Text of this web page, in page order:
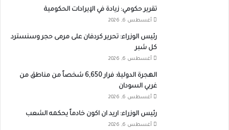
تقرير حكومي: زيادة في الإيرادات الحكومية
أغسطس 6, 2026
رئيس الوزراء: تحرير كردفان على مرمى حجر وسنسترد
كل شبر
أغسطس 6, 2026
الهجرة الدولية: فرار 6,650 شخصاً من مناطق من
غربي السودان
أغسطس 6, 2026
رئيس الوزراء: اريد ان اكون خادماً يحكمه الشعب
أغسطس 6, 2026